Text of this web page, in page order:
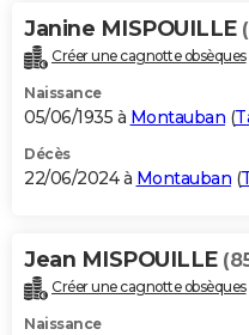
Bricolage
Lifestyle
Culture
Sport
Auto
Television
Voyage
Cinema
Janine MISPOUILLE
Créer une cagnotte obsèques
Naissance
05/06/1935 à Montauban (
Décès
22/06/2024 à Montauban (
Jean MISPOUILLE
Créer une cagnotte obsèques
Naissance